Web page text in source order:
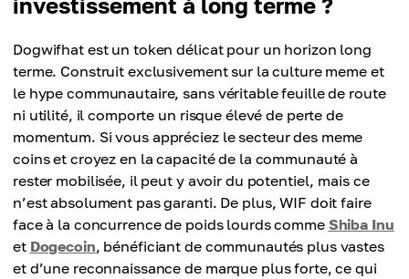
Dogwifhat est un token délicat pour un horizon long
terme. Construit exclusivement sur la culture meme et
le hype communautaire, sans véritable feuille de route
ni utilité, il comporte un risque élevé de perte de
momentum. Si vous appréciez le secteur des meme
coins et croyez en la capacité de la communauté à
rester mobilisée, il peut y avoir du potentiel, mais ce
n’est absolument pas garanti. De plus, WIF doit faire
face à la concurrence de poids lourds comme Shiba Inu
et Dogecoin, bénéficiant de communautés plus vastes
et d’une reconnaissance de marque plus forte, ce qui